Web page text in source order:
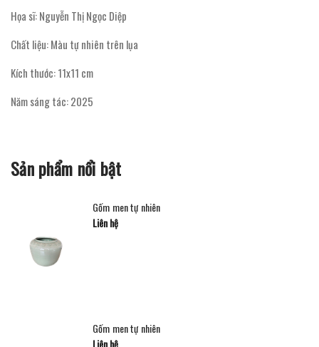
Họa sĩ: Nguyễn Thị Ngọc Diệp
Chất liệu: Màu tự nhiên trên lụa
Kích thước: 11x11 cm
Năm sáng tác: 2025
Sản phẩm nổi bật
Gốm men tự nhiên
Liên hệ
Gốm men tự nhiên
Liên hệ